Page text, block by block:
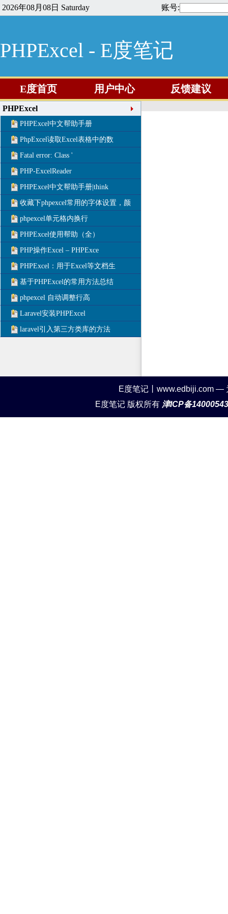
2026年08月08日 Saturday 账号:
PHPExcel - E度笔记
E度首页 用户中心 反馈建议
PHPExcel
PHPExcel中文帮助手册
PhpExcel读取Excel表格中的数
Fatal error: Class '
PHP-ExcelReader
PHPExcel中文帮助手册|think
收藏下phpexcel常用的字体设置，颜
phpexcel单元格内换行
PHPExcel使用帮助（全）
PHP操作Excel – PHPExce
PHPExcel：用于Excel等文档生
基于PHPExcel的常用方法总结
phpexcel 自动调整行高
Laravel安装PHPExcel
laravel引入第三方类库的方法
E度笔记丨www.edbiji.com
E度笔记 版权所有 津ICP备